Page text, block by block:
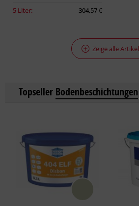
5 Liter:
304,57 €
Zeige alle Artikel
Topseller Bodenbeschichtungen